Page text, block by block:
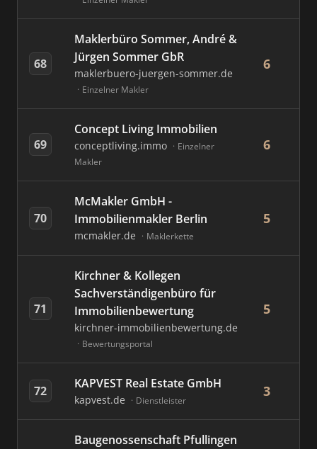
68
Maklerbüro Sommer, André &
Jürgen Sommer GbR
maklerbuero-juergen-sommer.de
Einzelner Makler
6
69
Concept Living Immobilien
conceptliving.immo
Einzelner
Makler
6
70
McMakler GmbH -
Immobilienmakler Berlin
mcmakler.de Maklerkette
5
71
Kirchner & Kollegen
Sachverständigenbüro für
Immobilienbewertung
kirchner-immobilienbewertung.de
Bewertungsportal
5
72 KAPVEST Real Estate GmbH
kapvest.de Dienstleister
3
Baugenossenschaft Pfullingen